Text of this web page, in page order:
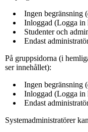
Ingen begränsning
Inloggad (Logga in
Studenter och
Endast
På gruppsidorna (i
ser innehållet):
Ingen begränsning
Inloggad (Logga in
Endast
Systemadministratörer